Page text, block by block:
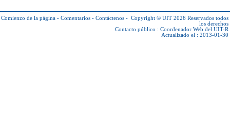
Comienzo de la página - Comentarios - Contáctenos - Copyright © UIT 2026 Reservados todos
los derechos
Contacto público : Coordenador Web del UIT-R
Actualizado el : 2013-01-30